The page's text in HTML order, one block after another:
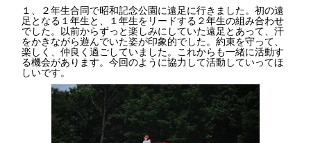
１、２年生合同で昭和記念公園に遠足に行きました。初の遠
足となる１年生と、１年生をリードする２年生の組み合わせ
でした。以前からずっと楽しみにしていた遠足とあって、汗
をかきながら遊んでいた姿が印象的でした。約束を守って、
楽しく、仲良く過ごしていました。これからも一緒に活動す
る機会があります。今回のように協力して活動していってほ
しいです。